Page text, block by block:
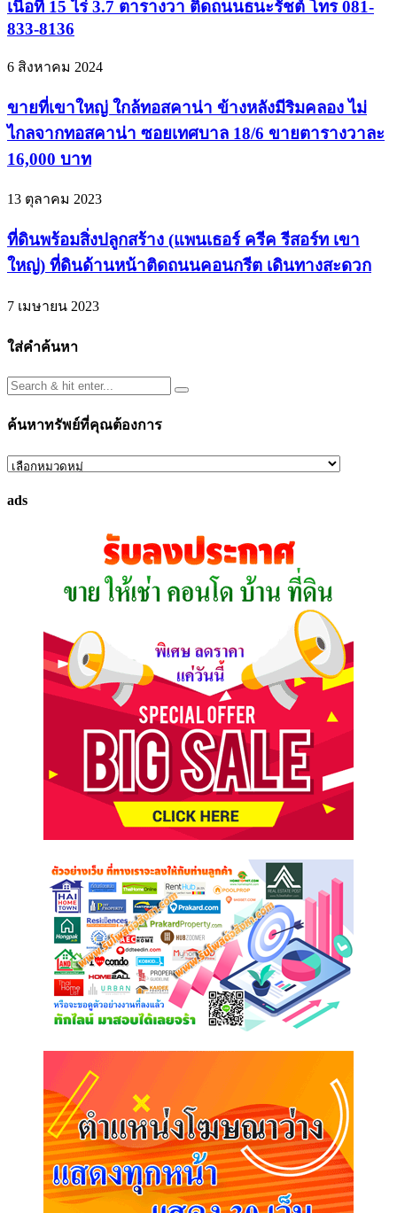
เนื้อที่ 15 ไร่ 3.7 ตารางวา ติดถนนธนะรัชต์ โทร 081-
833-8136
6 สิงหาคม 2024
ขายที่เขาใหญ่ ใกล้ทอสคาน่า ข้างหลังมีริมคลอง ไม่
ไกลจากทอสคาน่า ซอยเทศบาล 18/6 ขายตารางวาละ
16,000 บาท
13 ตุลาคม 2023
ที่ดินพร้อมสิ่งปลูกสร้าง (แพนเธอร์ ครีค รีสอร์ท เขา
ใหญ่) ที่ดินด้านหน้าติดถนนคอนกรีต เดินทางสะดวก
7 เมษายน 2023
ใส่คำค้นหา
ค้นหาทรัพย์ที่คุณต้องการ
ค้นหา
ที่
ads